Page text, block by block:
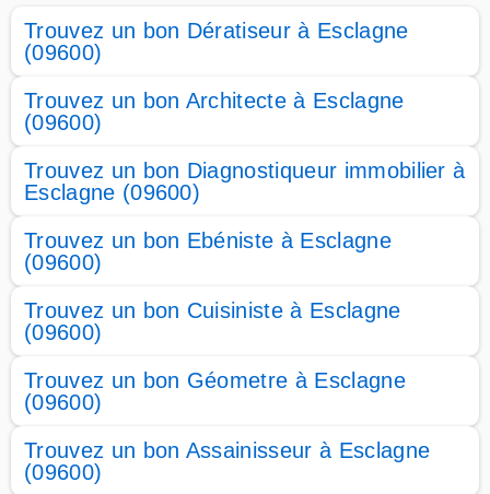
Trouvez un bon Dératiseur à Esclagne
(09600)
Trouvez un bon Architecte à Esclagne
(09600)
Trouvez un bon Diagnostiqueur immobilier à
Esclagne (09600)
Trouvez un bon Ebéniste à Esclagne
(09600)
Trouvez un bon Cuisiniste à Esclagne
(09600)
Trouvez un bon Géometre à Esclagne
(09600)
Trouvez un bon Assainisseur à Esclagne
(09600)